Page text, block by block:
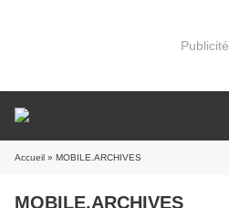
Publicité
Accueil » MOBILE.ARCHIVES
MOBILE.ARCHIVES